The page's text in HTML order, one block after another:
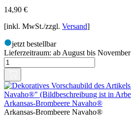
14,90 €
[inkl. MwSt./zzgl. Versand]
jetzt bestellbar
Lieferzeitraum: ab August bis November
Arkansas-Brombeere Navaho®
Arkansas-Brombeere Navaho®